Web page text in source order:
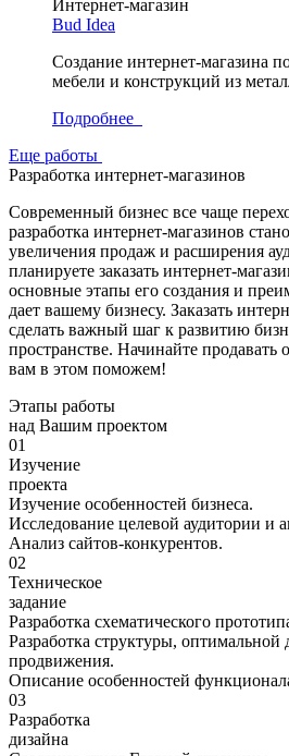
Интернет-магазин
Bud Idea
Создание интернет-магазина
мебели и конструкций из
Подробнее
Еще работы
Разработка интернет-магазинов
Современный бизнес все чаще
разработка интернет-магазинов
увеличения продаж и расширения
планируете заказать интернет-
основные этапы его создания и
дает вашему бизнесу. Заказать
сделать важный шаг к развитию
пространстве. Начинайте
вам в этом поможем!
Этапы работы
над Вашим проектом
01
Изучение
проекта
Изучение особенностей бизнеса.
Исследование целевой аудитории и
Анализ сайтов-конкурентов.
02
Техническое
задание
Разработка схематического
Разработка структуры, оптимальной
продвижения.
Описание особенностей
03
Разработка
дизайна